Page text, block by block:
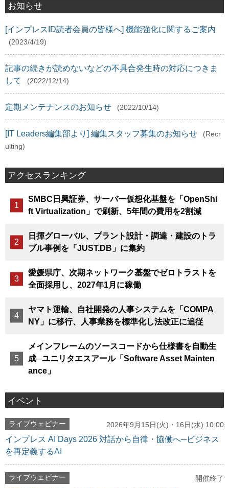
お知らせ
[インプレスID読者会員の皆様へ] 機能強化に関するご案内
(2023/4/19)
記事の続きが読めないなどの不具合発生時の対応につきま
して
(2022/12/14)
定期メンテナンスのお知らせ (2022/10/14)
[IT Leaders編集部より] 編集スタッフ募集のお知らせ
(Recr
uiting)
アクセスランキング
SMBC日興証券、サーバー仮想化基盤を「OpenShi
ft Virtualization」で刷新、5年間の費用を2割減
日揮グローバル、プラント設計・調達・建設のトラ
ブル事例を「JUST.DB」に集約
愛媛県庁、次期ネットワーク基盤でゼロトラストを
全面採用し、2027年1月に稼働
ヤマト運輸、自社開発の人事システムを「COMPA
NY」に移行、人事業務を標準化し法改正に追従
メインフレームのソースコードから仕様書を自動生
成─ユニリタエスアール「Software Asset Mainten
ance」
イベント
ライブウェビナー 2026年9月15日(火)・16日(水) 10:00
インプレス AI Days 2026 対話から自律・協働へ─ビジネス
を再定義するAI
ライブウェビナー 開催終了